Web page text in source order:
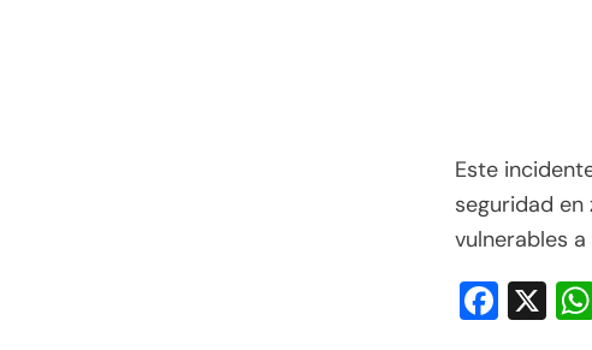
Este
seguridad
vulnerables
X